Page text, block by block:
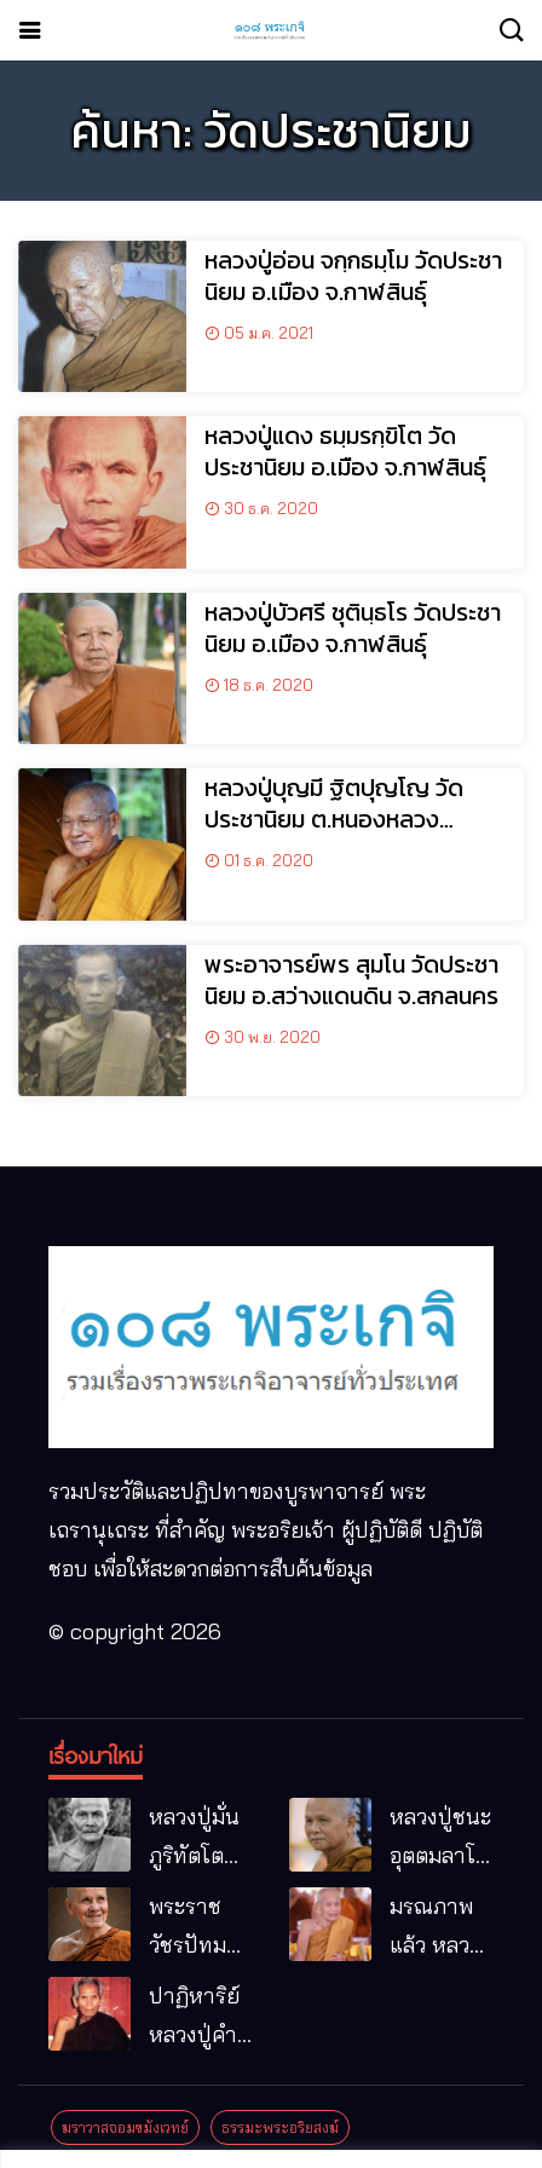
ค้นหา: วัดประชานิยม
หลวงปู่อ่อน จกฺกธมฺโม วัดประชา
นิยม อ.เมือง จ.กาฬสินธุ์
05 ม.ค. 2021
หลวงปู่แดง ธมฺมรกฺขิโต วัด
ประชานิยม อ.เมือง จ.กาฬสินธุ์
30 ธ.ค. 2020
หลวงปู่บัวศรี ชุตินฺธโร วัดประชา
นิยม อ.เมือง จ.กาฬสินธุ์
18 ธ.ค. 2020
หลวงปู่บุญมี ฐิตปุญโญ วัด
ประชานิยม ต.หนองหลวง
อ.สว่างแดนดิน จ.สกลนคร
01 ธ.ค. 2020
พระอาจารย์พร สุมโน วัดประชา
นิยม อ.สว่างแดนดิน จ.สกลนคร
30 พ.ย. 2020
รวมประวัติและปฏิปทาของบูรพาจารย์ พระ
เถรานุเถระ ที่สำคัญ พระอริยเจ้า ผู้ปฏิบัติดี ปฏิบัติ
ชอบ เพื่อให้สะดวกต่อการสืบค้นข้อมูล
© copyright 2026
เรื่องมาใหม่
หลวงปู่มั่น
ภูริทัตโต
พระอริยเจ้า
ผู้เป็นบิดา
รมฐาน
หลวงปู่ชนะ
อุตตมลาโภ
หมากอื๋อ
พระราช
วัชรปัทม
คุณ (หลวง
ปู่บัวเกตุ
แล้ว วัดป่า
มรณภาพ
แล้ว หลวง
ปาฏิหาริย์
หลวงปู่คำ
มณี
ฆราวาสจอมขมังเวทย์ ธรรมะพระอริยสงฆ์